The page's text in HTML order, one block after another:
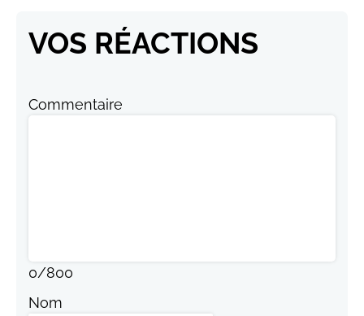
VOS RÉACTIONS
Commentaire
0/800
Nom